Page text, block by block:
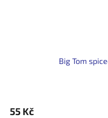
Big Tom
55 Kč